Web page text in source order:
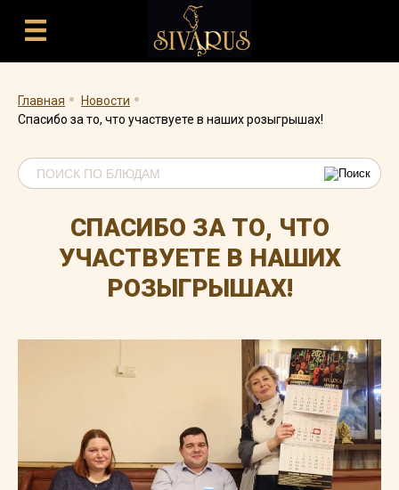
Главная . Новости .
Спасибо за то, что участвуете в наших розыгрышах!
СПАСИБО ЗА ТО, ЧТО
УЧАСТВУЕТЕ В НАШИХ
РОЗЫГРЫШАХ!